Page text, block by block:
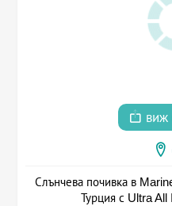
виж
Слънчева почивка в
Турция с Ultra